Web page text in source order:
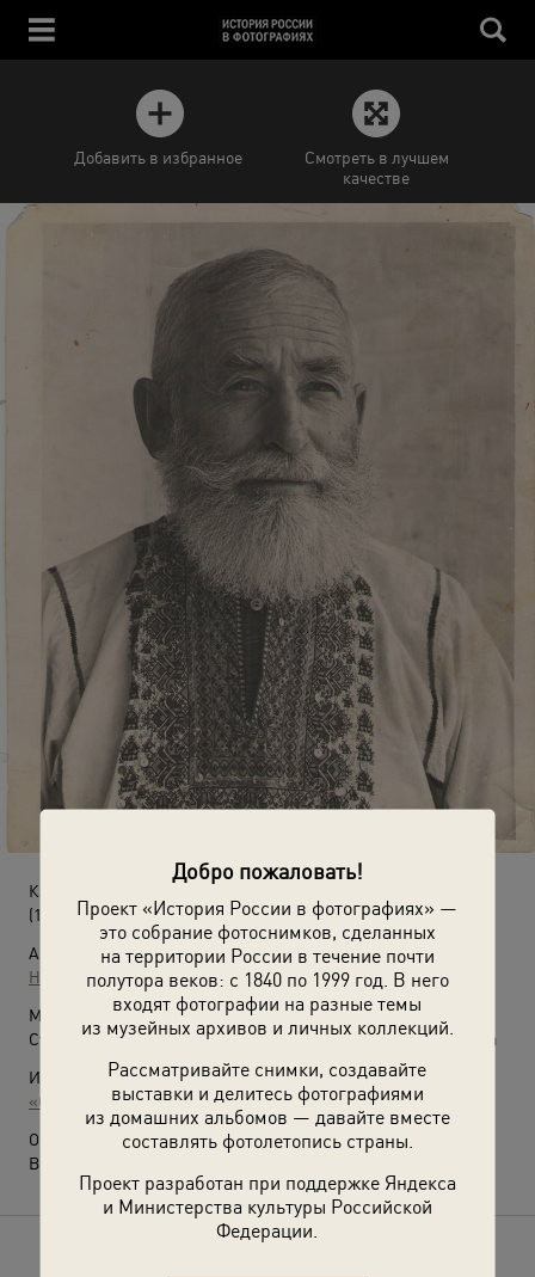
Добро пожаловать!
Проект «История России в фотографиях» —
это собрание фотоснимков, сделанных
на территории России в течение почти
полутора веков: с 1840 по 1999 год. В него
входят фотографии на разные темы
из музейных архивов и личных коллекций.
Рассматривайте снимки, создавайте
выставки и делитесь фотографиями
из домашних альбомов — давайте вместе
составлять фотолетопись страны.
Проект разработан при поддержке Яндекса
и Министерства культуры Российской
Федерации.
Добавить в избранное
Смотреть в лучшем
качестве
Казак-некрасовец
(1962 год)
Автор:
Неизвестный автор
Место съемки:
Ставропольский край, Левокумский р-н, пос. Кумская Долина
Источники:
«Старочеркасский музей-заповедник»
О фотографии:
Выставка